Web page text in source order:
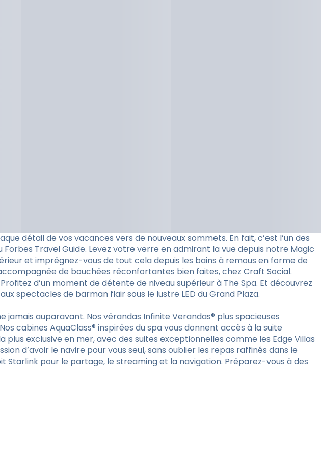
détail de vos vacances vers de nouveaux sommets. En fait, c’est l’un des
Travel Guide. Levez votre verre en admirant la vue depuis notre Magic
et imprégnez-vous de tout cela depuis les bains à remous en forme de
de bouchées réconfortantes bien faites, chez Craft Social.
d’un moment de détente de niveau supérieur à The Spa. Et découvrez
spectacles de barman flair sous le lustre LED du Grand Plaza.
auparavant. Nos vérandas Infinite Verandas® plus spacieuses
cabines AquaClass® inspirées du spa vous donnent accès à la suite
exclusive en mer, avec des suites exceptionnelles comme les Edge Villas
d’avoir le navire pour vous seul, sans oublier les repas raffinés dans le
pour le partage, le streaming et la navigation. Préparez-vous à des